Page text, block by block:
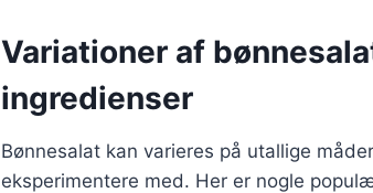
Variationer af
ingredienser
Bønnesalat kan varieres på utallige
eksperimentere med. Her er nogle